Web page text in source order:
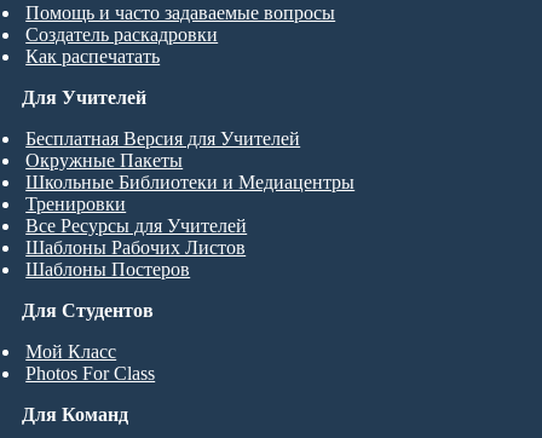
Помощь и часто задаваемые вопросы
Создатель раскадровки
Как распечатать
Для Студентов
Мой Класс
Photos For Class
Для Учителей
Бесплатная Версия для Учителей
Окружные Пакеты
Школьные Библиотеки и Медиацентры
Тренировки
Все Ресурсы для Учителей
Шаблоны Рабочих Листов
Шаблоны Постеров
Для Команд